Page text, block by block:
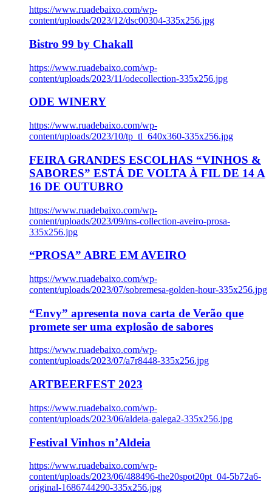
https://www.ruadebaixo.com/wp-
content/uploads/2023/12/dsc00304-335x256.jpg
Bistro 99 by Chakall
https://www.ruadebaixo.com/wp-
content/uploads/2023/11/odecollection-335x256.jpg
ODE WINERY
https://www.ruadebaixo.com/wp-
content/uploads/2023/10/tp_tl_640x360-335x256.jpg
FEIRA GRANDES ESCOLHAS “VINHOS &
SABORES” ESTÁ DE VOLTA À FIL DE 14 A
16 DE OUTUBRO
https://www.ruadebaixo.com/wp-
content/uploads/2023/09/ms-collection-aveiro-prosa-
335x256.jpg
“PROSA” ABRE EM AVEIRO
https://www.ruadebaixo.com/wp-
content/uploads/2023/07/sobremesa-golden-hour-335x256.jpg
“Envy” apresenta nova carta de Verão que
promete ser uma explosão de sabores
https://www.ruadebaixo.com/wp-
content/uploads/2023/07/a7r8448-335x256.jpg
ARTBEERFEST 2023
https://www.ruadebaixo.com/wp-
content/uploads/2023/06/aldeia-galega2-335x256.jpg
Festival Vinhos n’Aldeia
https://www.ruadebaixo.com/wp-
content/uploads/2023/06/488496-the20spot20pt_04-5b72a6-
original-1686744290-335x256.jpg